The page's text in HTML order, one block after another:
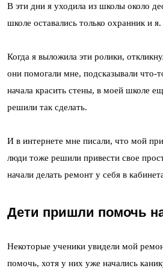
В эти дни я уходила из школы около
школе оставались только охранник и я.
Когда я выложила эти ролики,
они помогали мне, подсказывали что-
начала красить стены, в моей школе
решили так сделать.
И в интернете мне писали, что мой
люди тоже решили привести свое
начали делать ремонт у себя в
Дети пришли помочь
Некоторые ученики увидели мой
помочь, хотя у них уже начались